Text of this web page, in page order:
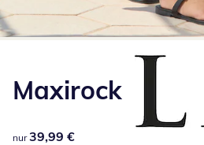
Maxirock
39,99 €
nur 39,99 €